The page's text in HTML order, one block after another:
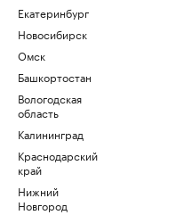
Екатеринбург
Новосибирск
Омск
Башкортостан
Вологодская
область
Калининград
Краснодарский
край
Нижний
Новгород